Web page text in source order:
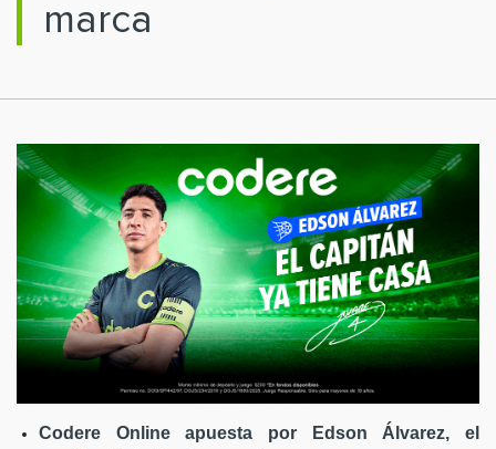
marca
Codere Online apuesta por Edson Álvarez, el